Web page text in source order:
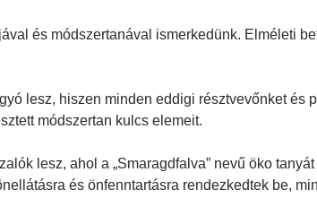
és módszertanával ismerkedünk. Elméleti
lesz, hiszen minden eddigi résztvevőnket és
módszertan kulcs elemeit.
lesz, ahol a „Smaragdfalva” nevű öko
és önfenntartásra rendezkedtek be,